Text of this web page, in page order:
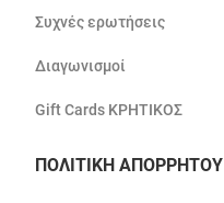
Συχνές ερωτήσεις
Διαγωνισμοί
Gift Cards ΚΡΗΤΙΚΟΣ
ΠΟΛΙΤΙΚΗ ΑΠΟΡΡΗΤΟΥ